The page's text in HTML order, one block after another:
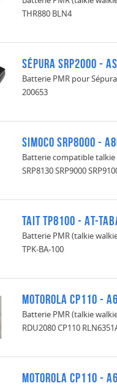
THR880 BLN4
Sépura SRP2000 -
Batterie PMR pour Sépura
200653
Simoco SRP8000 -
Batterie compatible talkie
SRP8130 SRP9000
Tait TP8100 - AT-
Batterie PMR (talkie
TPK-BA-100
Motorola CP110 -
Batterie PMR (talkie
RDU2080 CP110
Motorola CP110 -